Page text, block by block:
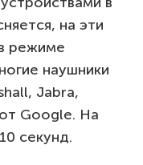
на эти
режиме
наушники
Jabra,
Google. На
секунд.